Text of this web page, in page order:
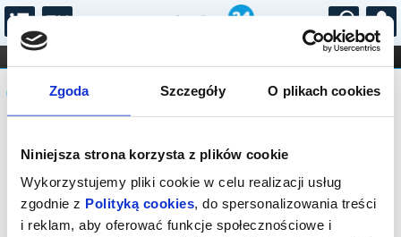
Zgoda Szczegóły O plikach cookies
Niniejsza strona korzysta z plików cookie
Wykorzystujemy pliki cookie w celu realizacji usług
zgodnie z Polityką cookies, do spersonalizowania treści
i reklam, aby oferować funkcje społecznościowe i
...
FILHARMONIA OPERA I BALET
STAND-UP
DLA DZIECI
Komunikat
Sprzedaż biletów on-line na wydarzenie
została zakończona.